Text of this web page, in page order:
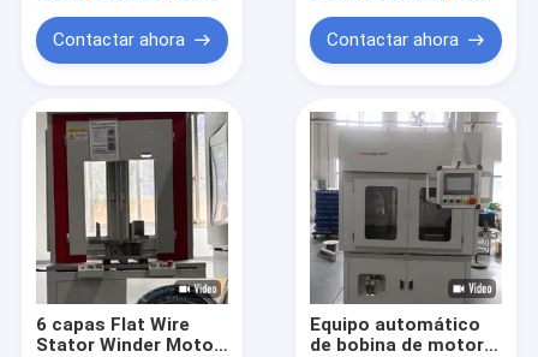
Contactar ahora Contactar ahora
6 capas Flat Wire
Stator Winder Motor
Equipo automático
de bobina de motor